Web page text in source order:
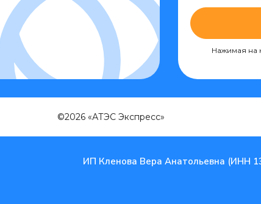
Нажимая на
©2026 «АТЭС Экспресс»
ИП Кленова Вера Анатольевна (ИНН